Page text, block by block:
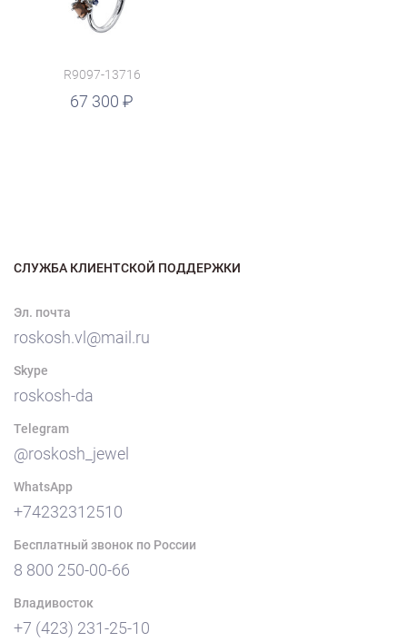
R9097-13716
67 300
СЛУЖБА КЛИЕНТСКОЙ ПОДДЕРЖКИ
Эл. почта
roskosh.vl@mail.ru
Skype
roskosh-da
Telegram
@roskosh_jewel
WhatsApp
+74232312510
Бесплатный звонок по России
8 800 250-00-66
Владивосток
+7 (423) 231-25-10